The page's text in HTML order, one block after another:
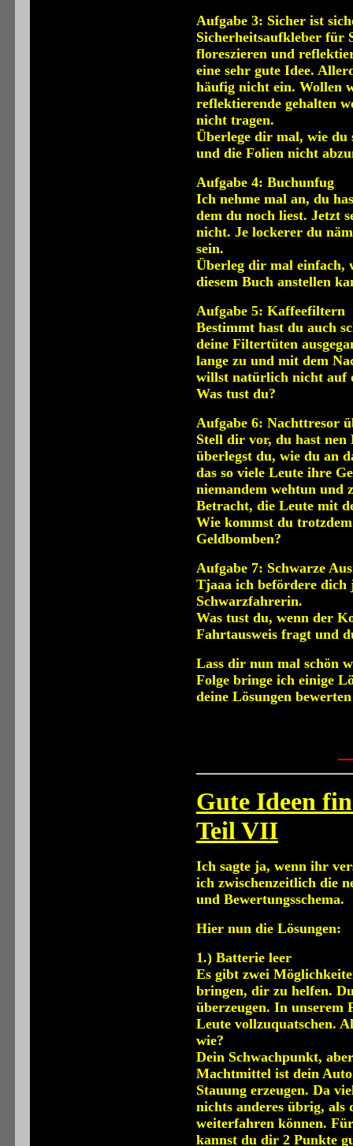
Aufgabe 3: Sicher ist
Sicherheitsaufkleber für
floreszieren und
eine sehr gute Idee.
häufig nicht ein. Wollen
reflektierende gehalten
nicht tragen.
Überlege dir mal, wie du
und die Folien nicht
Aufgabe 4: Buchunfug
Ich nehme mal an, du
dem du noch liest. Jetzt
nicht. Je lockerer du
sein.
Überleg dir mal einfach,
diesem Buch anstellen
Aufgabe 5: Kaffeefiltern
Bestimmt hast du auch
deine Filtertüten
lange zu und mit dem
willst natürlich nicht auf
Was tust du?
Aufgabe 6: Nachttresor
Stell dir vor, du hast
überlegst du, wie du an
das so viele Leute ihre
niemandem wehtun und
Betracht, die Leute mit
Wie kommst du
Geldbomben?
Aufgabe 7: Schwarze
Tjaaa ich befördere dich
Schwarzfahrerin.
Was tust du, wenn der
Fahrtausweis fragt und
Lass dir nun mal schön
Folge bringe ich einige
deine Lösungen
Gute Ideen
Teil VII
Ich sagte ja, wenn ihr
ich zwischenzeitlich die
und Bewertungsschema.
Hier nun die Lösungen:
1.) Batterie leer
Es gibt zwei
bringen, dir zu helfen.
überzeugen. In unserem
Leute vollzuquatschen.
wie?
Dein Schwachpunkt,
Machtmittel ist dein
Stauung erzeugen. Da
nichts anderes übrig, als
weiterfahren können.
kannst du dir 2 Punkte